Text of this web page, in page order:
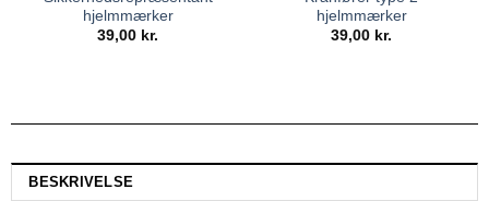
hjelmmærker
39,00 kr.
hjelmmærker
39,00 kr.
BESKRIVELSE